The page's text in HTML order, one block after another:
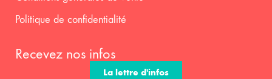
Politique de confidentialité
Recevez nos infos
La lettre d'infos